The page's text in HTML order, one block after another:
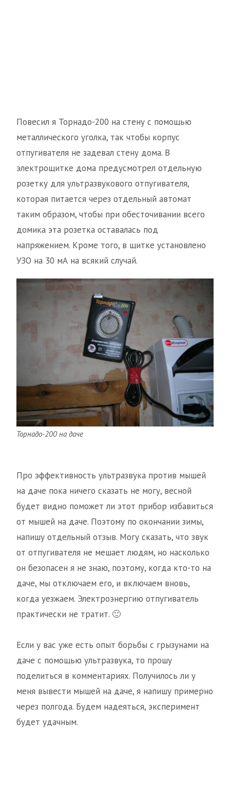
Повесил я Торнадо-200 на стену с помощью
металлического уголка, так чтобы корпус
отпугивателя не задевал стену дома. В
электрощитке дома предусмотрел отдельную
розетку для ультразвукового отпугивателя,
которая питается через отдельный автомат
таким образом, чтобы при обесточивании всего
домика эта розетка оставалась под
напряжением. Кроме того, в щитке установлено
УЗО на 30 мА на всякий случай.
Торнадо-200 на даче
Про эффективность ультразвука против мышей
на даче пока ничего сказать не могу, весной
будет видно поможет ли этот прибор избавиться
от мышей на даче. Поэтому по окончании зимы,
напишу отдельный отзыв. Могу сказать, что звук
от отпугивателя не мешает людям, но насколько
он безопасен я не знаю, поэтому, когда кто-то на
даче, мы отключаем его, и включаем вновь,
когда уезжаем. Электроэнергию отпугиватель
практически не тратит. 🙂
Если у вас уже есть опыт борьбы с грызунами на
даче с помощью ультразвука, то прошу
поделиться в комментариях. Получилось ли у
меня вывести мышей на даче, я напишу примерно
через полгода. Будем надеяться, эксперимент
будет удачным.